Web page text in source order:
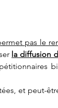
pas le
la diffusion
et peut-